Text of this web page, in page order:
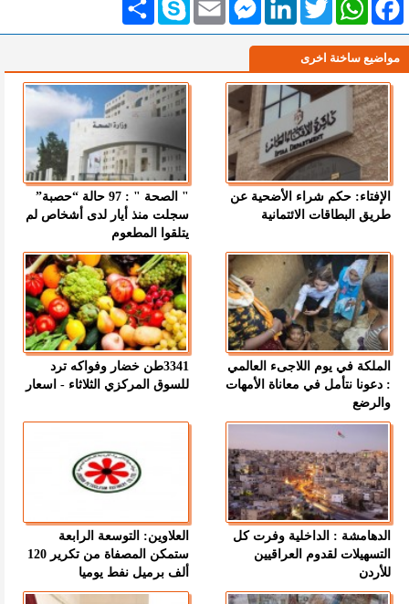
مواضيع ساخنة اخرى
الإفتاء: حكم شراء الأضحية عن
طريق البطاقات الائتمانية
" الصحة " : 97 حالة “حصبة”
سجلت منذ أيار لدى أشخاص لم
يتلقوا المطعوم
الملكة في يوم اللاجىء العالمي
: دعونا نتأمل في معاناة الأمهات
والرضع
3341طن خضار وفواكه ترد
للسوق المركزي الثلاثاء - اسعار
الدهامشة : الداخلية وفرت كل
التسهيلات لقدوم العراقيين
للأردن
العلاوين: التوسعة الرابعة
ستمكن المصفاة من تكرير 120
ألف برميل نفط يوميا